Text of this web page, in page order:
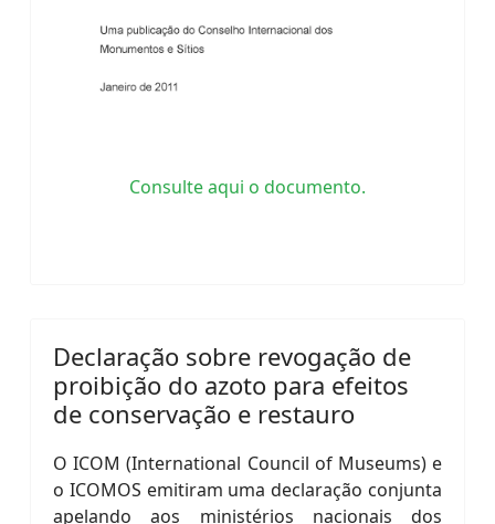
Consulte aqui o documento.
Declaração sobre revogação de
proibição do azoto para efeitos
de conservação e restauro
O ICOM (International Council of Museums) e
o ICOMOS emitiram uma declaração conjunta
apelando aos ministérios nacionais dos